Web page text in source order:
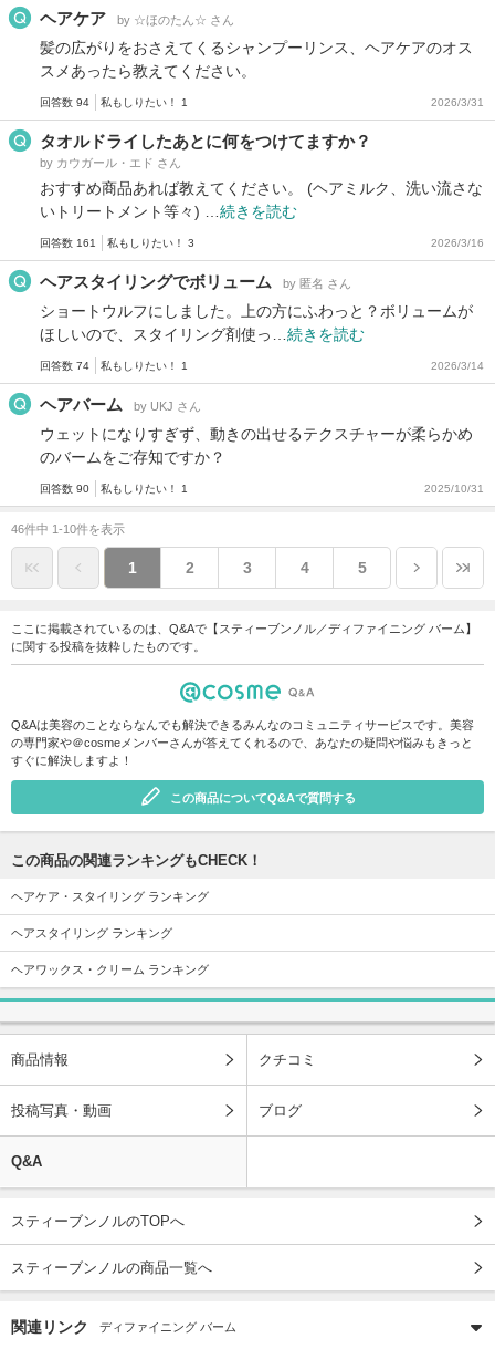
ヘアケア by ☆ほのたん☆ さん
髪の広がりをおさえてくるシャンプーリンス、ヘアケアのオス
スメあったら教えてください。
回答数 94 私もしりたい！ 1 2026/3/31
タオルドライしたあとに何をつけてますか？
by カウガール・エド さん
おすすめ商品あれば教えてください。 (ヘアミルク、洗い流さな
いトリートメント等々) … 続きを読む
回答数 161 私もしりたい！ 3 2026/3/16
ヘアスタイリングでボリューム by 匿名 さん
ショートウルフにしました。上の方にふわっと？ボリュームが
ほしいので、スタイリング剤使っ… 続きを読む
回答数 74 私もしりたい！ 1 2026/3/14
ヘアバーム by UKJ さん
ウェットになりすぎず、動きの出せるテクスチャーが柔らかめ
のバームをご存知ですか？
回答数 90 私もしりたい！ 1 2025/10/31
46件中 1-10件を表示
1 2 3 4 5
ここに掲載されているのは、Q&Aで【スティーブンノル／ディファイニング バーム】
に関する投稿を抜粋したものです。
Q&Aは美容のことならなんでも解決できるみんなのコミュニティサービスです。美容
の専門家や＠cosmeメンバーさんが答えてくれるので、あなたの疑問や悩みもきっと
すぐに解決しますよ！
この商品についてQ&Aで質問する
この商品の関連ランキングもCHECK！
ヘアケア・スタイリング ランキング
ヘアスタイリング ランキング
ヘアワックス・クリーム ランキング
商品情報 クチコミ
投稿写真・動画 ブログ
Q&A
スティーブンノルのTOPへ
スティーブンノルの商品一覧へ
関連リンク ディファイニング バーム